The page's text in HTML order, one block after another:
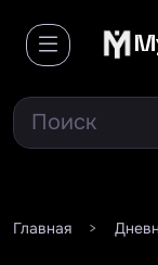
Главная >